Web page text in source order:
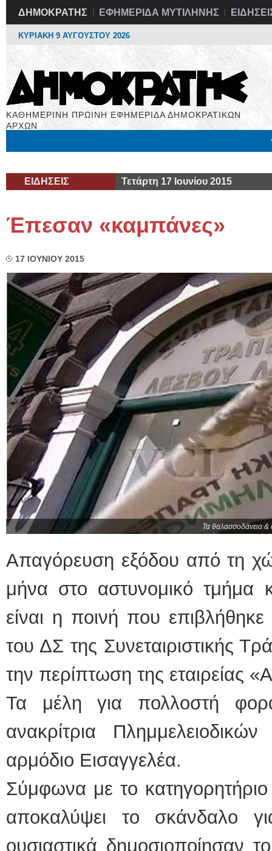
ΔΗΜΟΚΡΑΤΗΣ ΕΦΗΜΕΡΙΔΑ ΜΥΤΙΛΗΝΗΣ
ΚΥΡΙΑΚΗ 9 ΑΥΓΟΥΣΤΟΥ 2026
ΚΑΘΗΜΕΡΙΝΗ ΠΡΩΙΝΗ ΕΦΗΜΕΡΙΔΑ ΔΗΜΟΚΡΑΤΙΚΩΝ
ΑΡΧΩΝ
ΕΙΔΗΣΕΙΣ Τετάρτη 17 Ιουνίου 2015
Έπεσαν «καμπάνες»
17 ΙΟΥΝΙΟΥ 2015
Τα θαλασσοδάνεια &
Απαγόρευση εξόδου από τη
μήνα στο αστυνομικό τμήμα
είναι η ποινή που
του ΔΣ της Συνεταιριστικής
την περίπτωση της εταιρείας
Τα μέλη για πολλοστή
ανακρίτρια
αρμόδιο Εισαγγελέα.
Σύμφωνα με το
αποκαλύψει το σκάνδαλο
ουσιαστικά δημοσιοποίησαν